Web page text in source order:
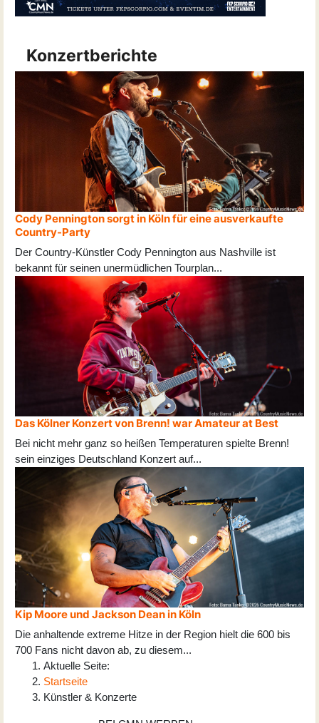
Konzertberichte
Cody Pennington sorgt in Köln für eine ausverkaufte
Country-Party
Der Country-Künstler Cody Pennington aus Nashville ist
bekannt für seinen unermüdlichen Tourplan...
Das Kölner Konzert von Brenn! war Amateur at Best
Bei nicht mehr ganz so heißen Temperaturen spielte Brenn!
sein einziges Deutschland Konzert auf...
Kip Moore und Jackson Dean in Köln
Die anhaltende extreme Hitze in der Region hielt die 600 bis
700 Fans nicht davon ab, zu diesem...
Aktuelle Seite:
Startseite
Künstler & Konzerte